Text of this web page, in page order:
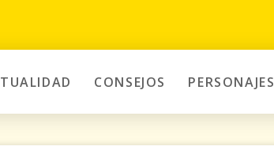
CONSEJOS PERSONAJES